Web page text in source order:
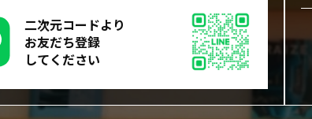
二次元コードより
お友だち登録
してください